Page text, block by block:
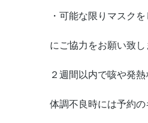
・可能な限りマスク
にご協力をお願い致し
２週間以内で咳や発
体調不良時には予約の